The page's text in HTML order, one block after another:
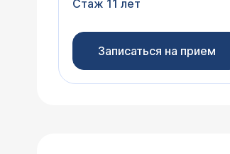
Стаж 11 лет
Записаться на прием